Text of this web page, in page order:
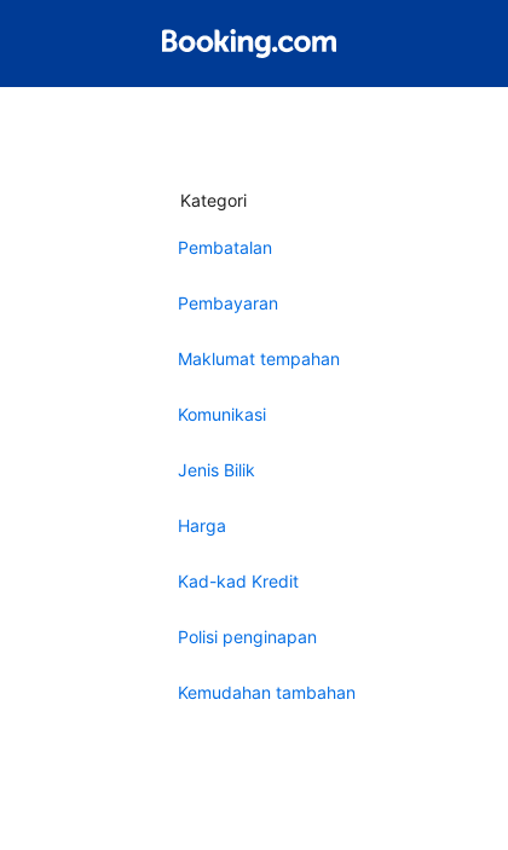
Kategori
Pembatalan
Pembayaran
Maklumat tempahan
Komunikasi
Jenis Bilik
Harga
Kad-kad Kredit
Polisi penginapan
Kemudahan tambahan